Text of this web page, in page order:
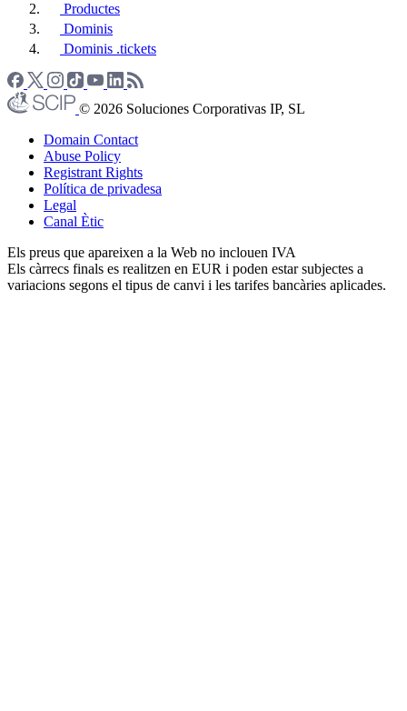
Productes
Dominis
Dominis .tickets
© 2026 Soluciones Corporativas IP, SL
Domain Contact
Abuse Policy
Registrant Rights
Política de privadesa
Legal
Canal Ètic
Els preus que apareixen a la Web no inclouen IVA
Els càrrecs finals es realitzen en EUR i poden estar subjectes a
variacions segons el tipus de canvi i les tarifes bancàries aplicades.